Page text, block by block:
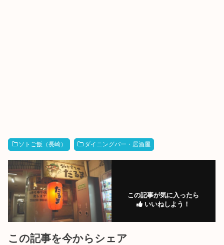
ソトご飯（長崎） ダイニングバー・居酒屋
この記事が気に入ったら
いいねしよう！
この記事を今からシェア